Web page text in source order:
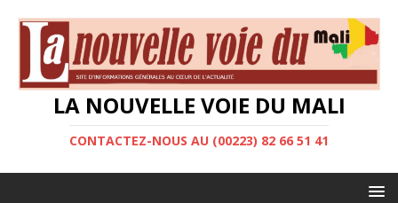
LA NOUVELLE VOIE DU MALI
CONTACTEZ-NOUS AU (00223) 82 66 51 41